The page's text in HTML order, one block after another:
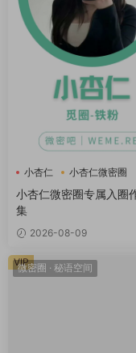
小杏仁 小杏仁微密圈
小杏仁微密圈专属入圈
集
2026-08-09
微密圈 · 秘语空间
VIP